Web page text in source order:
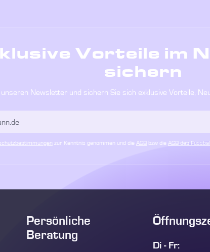
Vorteile im
sichern
Newsletter und sichern Sie sich exklusive Vorteile,
zur Kenntnis genommen und die AGB bzw die AGB des
Persönliche
Beratung
Di - Fr: